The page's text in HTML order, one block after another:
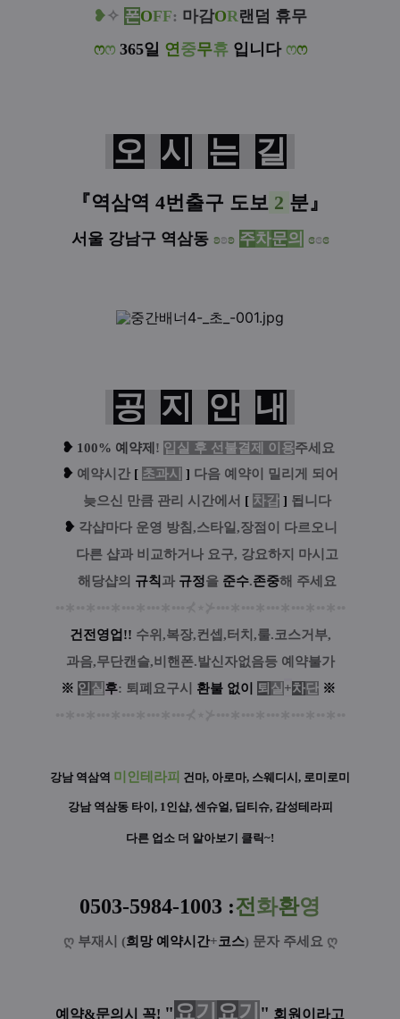
❥ ✧ 폰OFF: 마감OR랜덤 휴무
ෆෆ365일 연중무휴 입니다 ෆෆ
오 시 는 길
『역삼역 4번출구 도보 2 분』
서울 강남구 역삼동 ʚʚʚ 주차문의 ɞɞɞ
공 지 안 내
❥ 100% 예약제 ! 입실 후 선불결제 이용주세요
❥ 예 약시간 [ 초과시 ] 다음 예약이 밀리게 되어
늦으신 만큼 관리 시간에서 [ 차감 ] 됩니다
❥ 각샵마다 운영 방침,스타일,장점이 다르오니
다른 샵과 비교하거나 요구, 강요하지 마시고
해당샵의 규칙 과 규정을 준수.존중해 주세요
건전영업!! 수위,복장,컨셉,터치,룰.코스거부,
과음,무단캔슬,비핸폰.발신자없음등 예약불가
※ 입 실 후: 퇴폐요구시 환불 없이 퇴 실 +차단 ※
강남 역삼역 미인테라피 건마, 아로마, 스웨디시, 로미로미
강남 역삼동 타이, 1인샵, 센슈얼, 딥티슈, 감성테라피
다른 업소 더 알아보기 클릭~!
0503-5984-1003 :전화환영
ღ 부재시 (희망 예약시간+코스) 문자 주세요 ღ
예약&문의시 꼭! "요기 요기 " 회원이라고